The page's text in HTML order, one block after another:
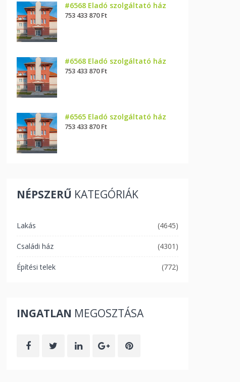
#6568 Eladó szolgáltató ház
753 433 870 Ft
#6568 Eladó szolgáltató ház
753 433 870 Ft
#6565 Eladó szolgáltató ház
753 433 870 Ft
NÉPSZERŰ KATEGÓRIÁK
Lakás (4645)
Családi ház (4301)
Építési telek (772)
INGATLAN MEGOSZTÁSA